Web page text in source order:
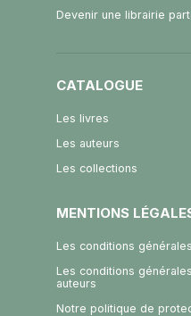
Devenir une librairie
CATALOGUE
Les livres
Les auteurs
Les collections
MENTIONS
Les conditions
Les conditions
auteurs
Notre politique de